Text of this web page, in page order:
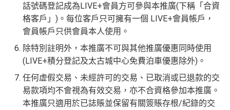
話號碼登記成為LIVE+會員方可參與本推廣(下稱「合資
格客戶」)。每位客戶只可擁有一個 LIVE+會員帳戶，
會員帳戶只供會員本人使用。
除特別註明外，本推廣不可與其他推廣優惠同時使用
(LIVE+積分登記及太古城中心免費泊車優惠除外)。
任何虚假交易、未經許可的交易、已取消或已退款的交
易款項均不會視為有效交易，亦不合資格參加本推廣。
本推廣只適用於已誌賬並保留有關簽賬存根/紀錄的交